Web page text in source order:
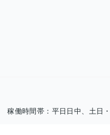
稼働時間帯： 平日日中、土日